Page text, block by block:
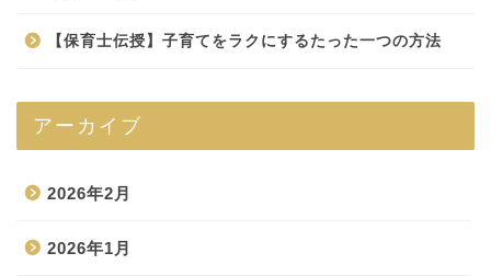
【保育士伝授】子育てをラクにするたった一つの方法
アーカイブ
2026年2月
2026年1月